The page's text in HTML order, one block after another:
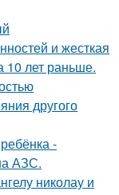
и жесткая
10 лет раньше.
другого
-
АЗС.
николау и